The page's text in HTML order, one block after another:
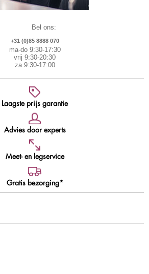
Bel ons:
+31 (0)85 8888 070
ma-do 9:30-17:30
vrij 9:30-20:30
za 9:30-17:00
Laagste prijs garantie
Advies door experts
Meet- en legservice
Gratis bezorging*